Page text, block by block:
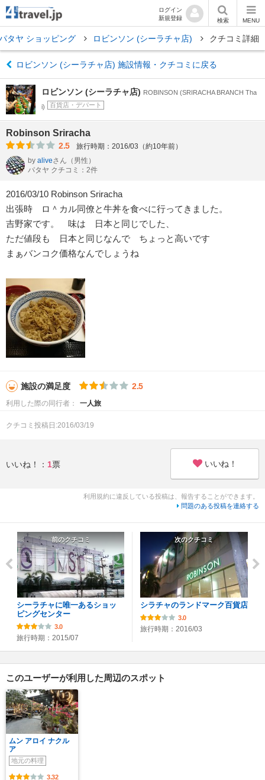
ログイン
新規登録
検索 MENU
タヤ ショッピング ロビンソン (シーラチャ店) クチコミ詳細
ロビンソン (シーラチャ店) 施設情報・クチコミに戻る
ロビンソン (シーラチャ店) ROBINSON (SRIRACHA BRANCH Tha
i)
百貨店・デパート
Robinson Sriracha
2.5
旅行時期：2016/03（約10年前）
by aliveさん （男性）
パタヤ クチコミ：2件
2016/03/10 Robinson Sriracha
出張時 ロ＾カル同僚と牛丼を食べに行ってきました。
吉野家です。 味は 日本と同じでした、
ただ値段も 日本と同じなんで ちょっと高いです
まぁバンコク価格なんでしょうね
施設の満足度 2.5
利用した際の同行者： 一人旅
クチコミ投稿日:2016/03/19
いいね！： 1票 いいね！
利用規約に違反している投稿は、報告することができます。
問題のある投稿を連絡する
前のクチコミ
シーラチャに唯一あるショッ
ピングセンター
3.0
旅行時期：2015/07
次のクチコミ
シラチャのランドマーク百貨店
3.0
旅行時期：2016/03
このユーザーが利用した周辺のスポット
ムン アロイ ナクル
ア
地元の料理
3.32